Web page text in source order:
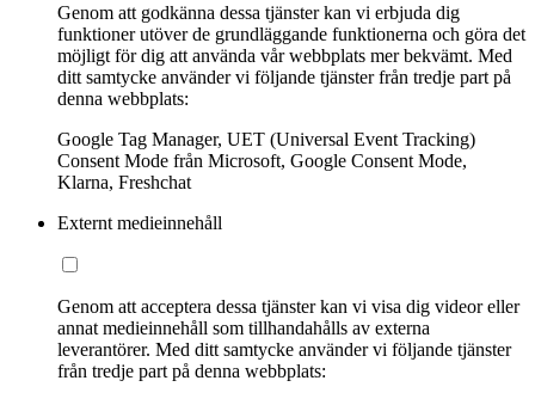
Genom att godkänna dessa tjänster kan vi erbjuda dig
funktioner utöver de grundläggande funktionerna och göra det
möjligt för dig att använda vår webbplats mer bekvämt. Med
ditt samtycke använder vi följande tjänster från tredje part på
denna webbplats:
Google Tag Manager, UET (Universal Event Tracking)
Consent Mode från Microsoft, Google Consent Mode,
Klarna, Freshchat
Externt medieinnehåll
Genom att acceptera dessa tjänster kan vi visa dig videor eller
annat medieinnehåll som tillhandahålls av externa
leverantörer. Med ditt samtycke använder vi följande tjänster
från tredje part på denna webbplats: